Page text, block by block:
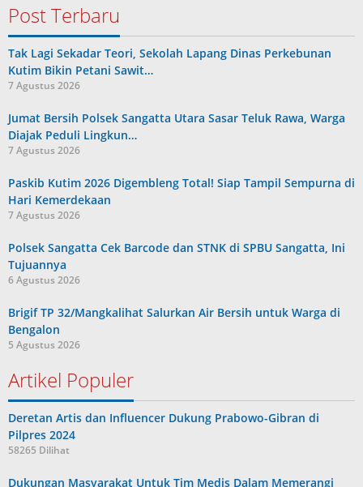
Post Terbaru
Tak Lagi Sekadar Teori, Sekolah Lapang Dinas Perkebunan
Kutim Bikin Petani Sawit…
7 Agustus 2026
Jumat Bersih Polsek Sangatta Utara Sasar Teluk Rawa, Warga
Diajak Peduli Lingkun…
7 Agustus 2026
Paskib Kutim 2026 Digembleng Total! Siap Tampil Sempurna di
Hari Kemerdekaan
7 Agustus 2026
Polsek Sangatta Cek Barcode dan STNK di SPBU Sangatta, Ini
Tujuannya
6 Agustus 2026
Brigif TP 32/Mangkalihat Salurkan Air Bersih untuk Warga di
Bengalon
5 Agustus 2026
Artikel Populer
Deretan Artis dan Influencer Dukung Prabowo-Gibran di
Pilpres 2024
58265 Dilihat
Dukungan Masyarakat Untuk Tim Medis Dalam Memerangi